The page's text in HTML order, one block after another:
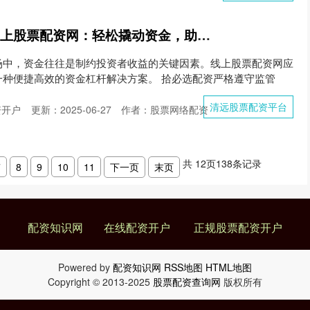
清远股票配资平台 线上股票配资网：轻松撬动资金，助力投资腾飞
，资金往往是制约投资者收益的关键因素。线上股票配资网应
便捷高效的资金杠杆解决方案。 拾必选配资严格遵守监管
清远股票配资平台
更新：2025-06-27 作者：股票网络配资
户
8 9 10 11 下一页 末页 共 12页138条记录
配资知识网 在线配资开户 正规股票配资开户
Powered by 配资知识网 RSS地图 HTML地图
Copyright © 2013-2025 股票配资查询网 版权所有